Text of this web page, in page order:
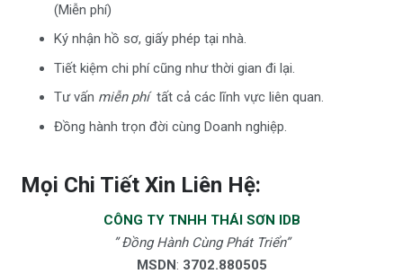
(Miễn phí)
Ký nhận hồ sơ, giấy phép tại nhà.
Tiết kiệm chi phí cũng như thời gian đi lại.
Tư vấn miễn phítất cả các lĩnh vực liên quan.
Đồng hành trọn đời cùng Doanh nghiệp.
Mọi Chi Tiết Xin Liên Hệ:
CÔNG TY TNHH THÁI SƠN IDB
” Đồng Hành Cùng Phát Triển”
MSDN: 3702.880505